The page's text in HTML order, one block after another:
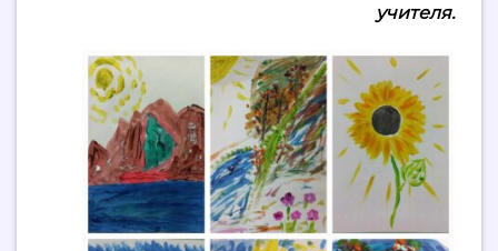
учителя.